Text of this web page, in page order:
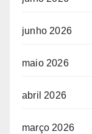
junho 2026
maio 2026
abril 2026
março 2026